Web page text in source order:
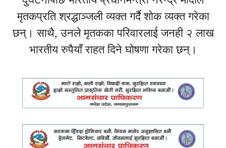
मृतकप्रति श्रद्धाञ्जली व्यक्त गर्दै शोक व्यक्त गरेका
छन्। साथै, उनले मृतकका परिवारलाई जनही २ लाख
भारतीय रुपैयाँ राहत दिने घोषणा गरेका छन्।